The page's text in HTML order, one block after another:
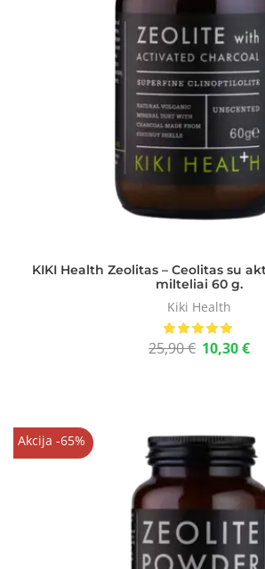
KIKI Health Zeolitas – Ceolitas su
milteliai 60 g.
Kiki Health
25,90€ 10,30€
Akcija -65%